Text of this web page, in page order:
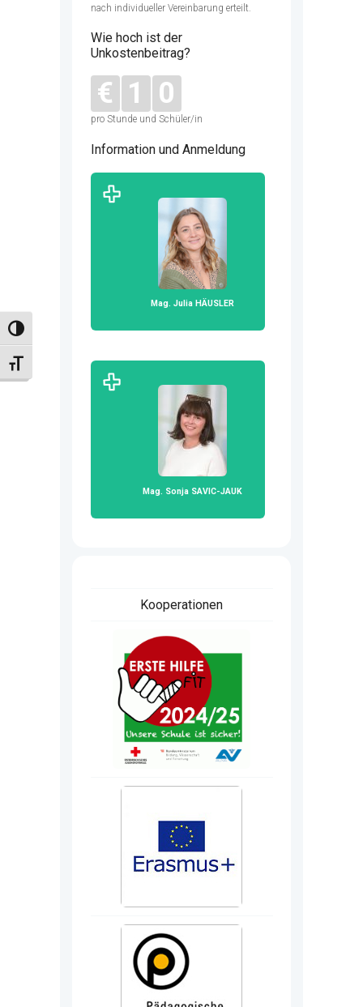
Umschalten auf hohe Kontraste
Schrift vergrößern
nach individueller Vereinbarung erteilt.
Wie hoch ist der
Unkostenbeitrag?
€ 1 0
pro Stunde und Schüler/in
Information und Anmeldung
Mag. Julia HÄUSLER
Mag. Sonja SAVIC-JAUK
Kooperationen